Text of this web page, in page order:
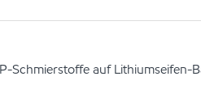
Schmierstoffe auf Lithiumseifen-